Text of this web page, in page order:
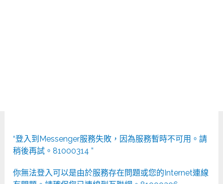
“登入到Messenger服務失敗，因為服務暫時不可用。請
稍後再試。81000314 ”
你無法登入可以是由於服務存在問題或您的Internet連線